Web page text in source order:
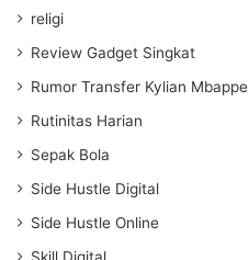
religi
Review Gadget Singkat
Rumor Transfer Kylian Mbappe
Rutinitas Harian
Sepak Bola
Side Hustle Digital
Side Hustle Online